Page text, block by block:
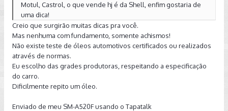
Motul, Castrol, o que vende hj é da Shell, enfim gostaria de
uma dica!
Creio que surgirão muitas dicas pra você.
Mas nenhuma com fundamento, somente achismos!
Não existe teste de óleos automotivos certificados ou realizados
através de normas.
Eu escolho das grades produtoras, respeitando a especificação
do carro.
Dificilmente repito um óleo.
Enviado de meu SM-A520F usando o Tapatalk